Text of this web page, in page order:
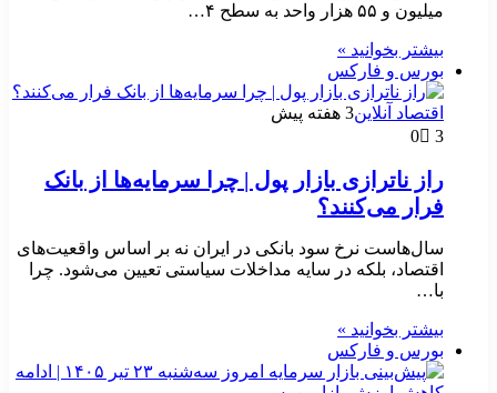
میلیون و ۵۵ هزار واحد به سطح ۴…
بیشتر بخوانید »
بورس و فارکس
اقتصاد آنلاین3 هفته پیش
0
3
راز ناترازی بازار پول | چرا سرمایه‌ها از بانک
فرار می‌کنند؟
سال‌هاست نرخ سود بانکی در ایران نه بر اساس واقعیت‌های
اقتصاد، بلکه در سایه مداخلات سیاستی تعیین می‌شود. چرا
با…
بیشتر بخوانید »
بورس و فارکس